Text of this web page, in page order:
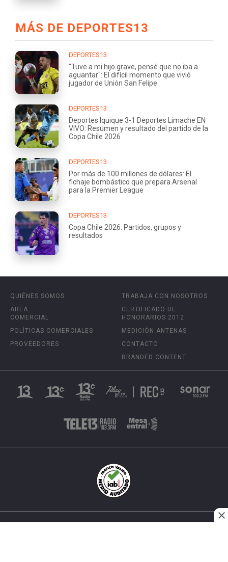
MÁS DE DEPORTES13
DEPORTES13
"Tuve a mi hijo grave, pensé que no iba a
aguantar": El difícil momento que vivió
jugador de Unión San Felipe
DEPORTES13
Deportes Iquique 3-1 Deportes Limache EN
VIVO: Resumen y resultado del partido de la
Copa Chile 2026
DEPORTES13
Por más de 100 millones de dólares: El
fichaje bombástico que prepara Arsenal
para la Premier League
DEPORTES13
Copa Chile 2026: Partidos, grupos y
resultados
QUIÉNES SOMOS
ÁREA
COMERCIAL
POLÍTICAS COMERCIALES
PROVEEDORES
TRABAJA CON NOSOTROS
CERTIFICADO DE
HONORARIOS 2012
MEDICIÓN ANTENAS
CONTACTO
BRANDED CONTENT